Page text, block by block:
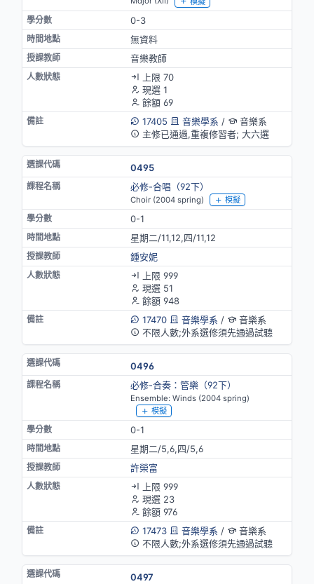
0-3
無資料
音樂教師
上限 70
現選 1
餘額 69
17405
音樂學系 /
音樂系
主修已通過,重複修習者; 大六選
0495
必修-合唱（92下）
Choir (2004 spring) 模擬
0-1
星期二/11,12,四/11,12
鍾安妮
上限 999
現選 51
餘額 948
17470
音樂學系 /
音樂系
不限人數;外系選修須先通過試聽
0496
必修-合奏：管樂（92下）
Ensemble: Winds (2004 spring)
模擬
0-1
星期二/5,6,四/5,6
許榮富
上限 999
現選 23
餘額 976
17473
音樂學系 /
音樂系
不限人數;外系選修須先通過試聽
0497